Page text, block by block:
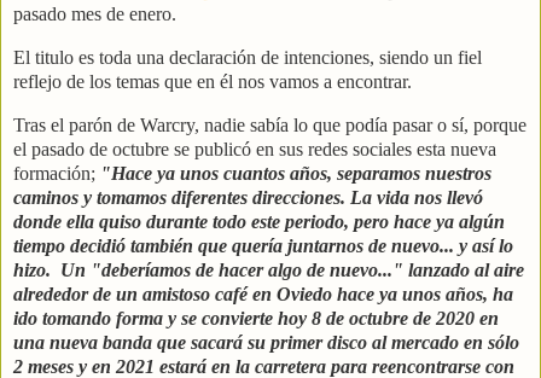
pasado mes de enero.
El titulo es toda una declaración de intenciones, siendo un fiel
reflejo de los temas que en él nos vamos a encontrar.
Tras el parón de Warcry, nadie sabía lo que podía pasar o sí, porque
el pasado de octubre se publicó en sus redes sociales esta nueva
formación; "Hace ya unos cuantos años, separamos nuestros
caminos y tomamos diferentes direcciones. La vida nos llevó
donde ella quiso durante todo este periodo, pero hace ya algún
tiempo decidió también que quería juntarnos de nuevo... y así lo
hizo. Un "deberíamos de hacer algo de nuevo..." lanzado al aire
alrededor de un amistoso café en Oviedo hace ya unos años, ha
ido tomando forma y se convierte hoy 8 de octubre de 2020 en
una nueva banda que sacará su primer disco al mercado en sólo
2 meses y en 2021 estará en la carretera para reencontrarse con